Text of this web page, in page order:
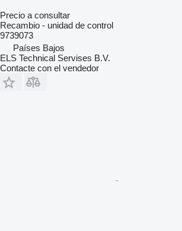
Precio a consultar
Recambio - unidad de control
9739073
Países Bajos
ELS Technical Servises B.V.
Contacte con el vendedor